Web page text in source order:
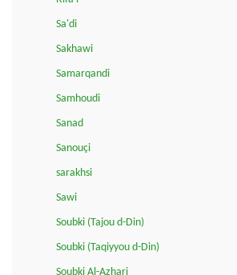
Sa'di
Sakhawi
Samarqandi
Samhoudi
Sanad
Sanouçi
sarakhsi
Sawi
Soubki (Tajou d-Din)
Soubki (Taqiyyou d-Din)
Soubki Al-Azhari